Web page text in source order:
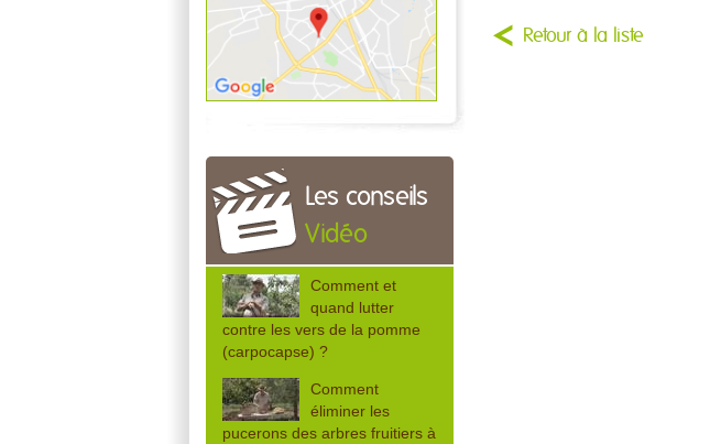
Les conseils
Vidéo
Comment et
quand lutter
contre les vers de la pomme
(carpocapse) ?
Comment
éliminer les
pucerons des arbres fruitiers à
Retour à la liste